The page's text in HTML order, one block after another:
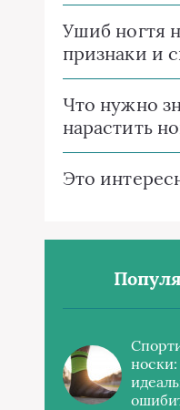
Ушиб ногтя
признаки и
Что нужно
нарастить
Это